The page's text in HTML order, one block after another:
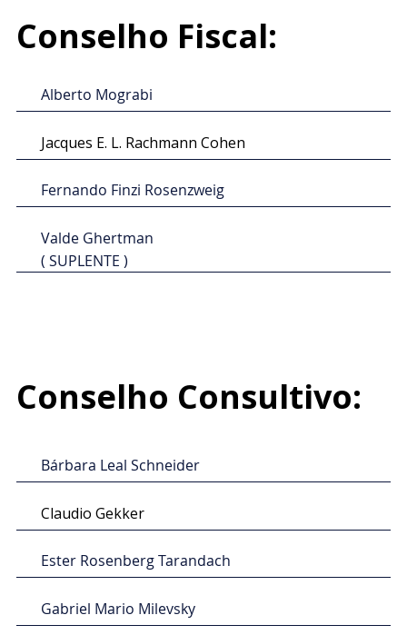
Conselho Fiscal:
⁠Alberto Mograbi
Jacques E. L. Rachmann Cohen
Fernando Finzi Rosenzweig
⁠Valde Ghertman
( SUPLENTE )
Conselho Consultivo:
Bárbara Leal Schneider
Claudio Gekker
Ester Rosenberg Tarandach
Gabriel Mario Milevsky